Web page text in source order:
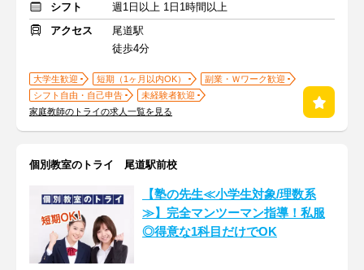
シフト
週1日以上 1日1時間以上
アクセス
尾道駅
徒歩4分
大学生歓迎 短期（1ヶ月以内OK）
副業・Ｗワーク歓迎
シフト自由・自己申告
未経験者歓迎
家庭教師のトライの求人一覧を見る
個別教室のトライ 尾道駅前校
【塾の先生≪小学生対象/理数系
≫】完全マンツーマン指導！私服
◎得意な1科目だけでOK